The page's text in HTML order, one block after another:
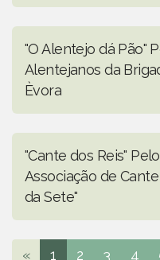
"O Alentejo dá Pão"
Alentejanos da
Èvora
"Cante dos Reis"
Associação de
da Sete"
« 1 2 3 4